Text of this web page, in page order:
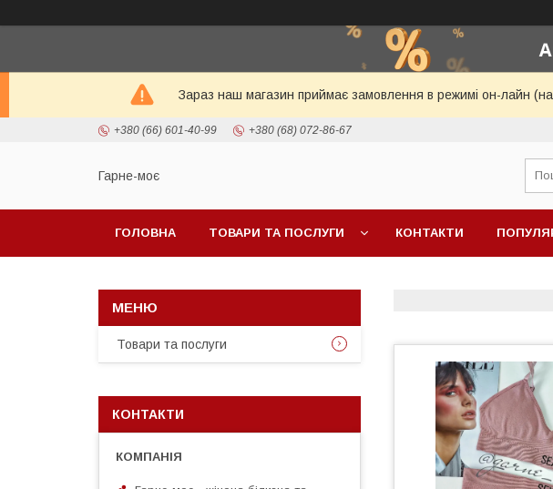
Зараз наш магазин приймає замовлення в режимі он-лайн
+380 (66) 601-40-99 +380 (68) 072-86-67
Гарне-моє
ГОЛОВНА ТОВАРИ ТА ПОСЛУГИ КОНТАКТИ
Товари та послуги
КОНТАКТИ